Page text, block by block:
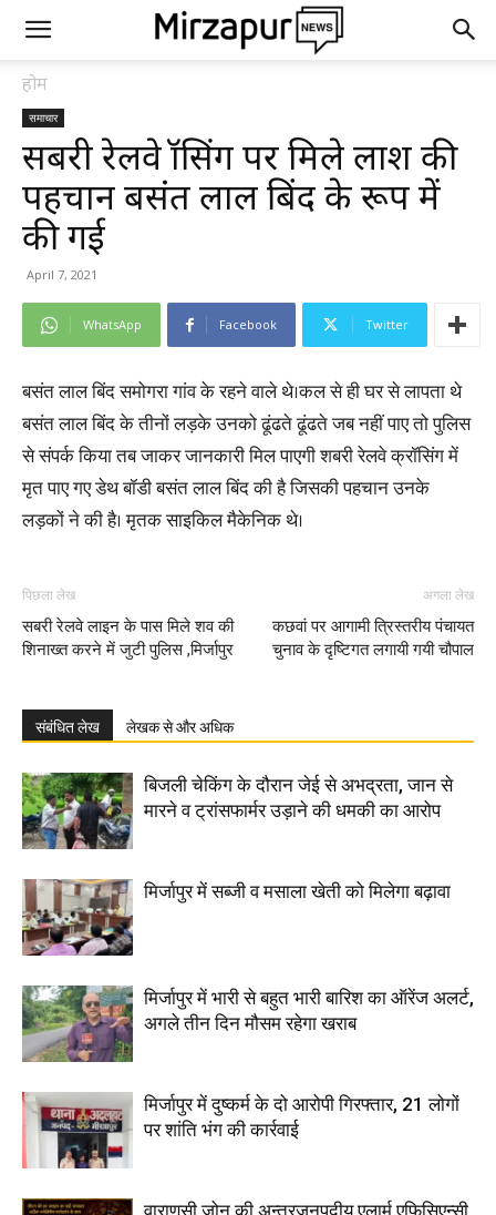
होम
समाचार
सबरी रेलवे क्रॉसिंग पर मिले लाश की
पहचान बसंत लाल बिंद के रूप में
की गई
April 7, 2021
WhatsApp Facebook Twitter
बसंत लाल बिंद समोगरा गांव के रहने वाले थे।कल से ही घर से लापता थे
बसंत लाल बिंद के तीनों लड़के उनको ढूंढते ढूंढते जब नहीं पाए तो पुलिस
से संपर्क किया तब जाकर जानकारी मिल पाएगी शबरी रेलवे क्रॉसिंग में
मृत पाए गए डेथ बॉडी बसंत लाल बिंद की है जिसकी पहचान उनके
लड़कों ने की है। मृतक साइकिल मैकेनिक थे।
पिछला लेख
सबरी रेलवे लाइन के पास मिले शव की
शिनाख्त करने में जुटी पुलिस ,मिर्जापुर
अगला लेख
कछवां पर आगामी त्रिस्तरीय पंचायत
चुनाव के दृष्टिगत लगायी गयी चौपाल
संबंधित लेख लेखक से और अधिक
बिजली चेकिंग के दौरान जेई से अभद्रता, जान से
मारने व ट्रांसफार्मर उड़ाने की धमकी का आरोप
मिर्जापुर में सब्जी व मसाला खेती को मिलेगा बढ़ावा
मिर्जापुर में भारी से बहुत भारी बारिश का ऑरेंज अलर्ट,
अगले तीन दिन मौसम रहेगा खराब
मिर्जापुर में दुष्कर्म के दो आरोपी गिरफ्तार, 21 लोगों
पर शांति भंग की कार्रवाई
वाराणसी जोन की अन्तरजनपदीय एलार्म एफिसिएन्सी